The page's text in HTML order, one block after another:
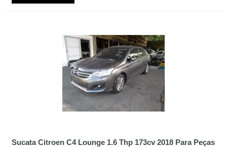
Sucata Citroen C4 Lounge 1.6 Thp 173cv 2018 Para Peças